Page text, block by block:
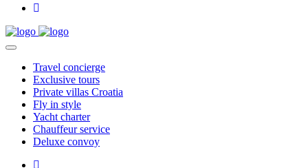
Travel concierge
Exclusive tours
Private villas Croatia
Fly in style
Yacht charter
Chauffeurservice
Deluxe convoy